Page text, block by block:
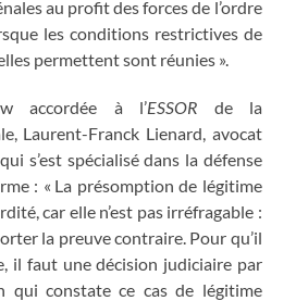
au profit des forces de l’ordre
les conditions restrictives de
permettent sont réunies ».
accordée à l’ESSOR de la
Laurent-Franck Lienard, avocat
s’est spécialisé dans la défense
: « La présomption de légitime
car elle n’est pas irréfragable :
la preuve contraire. Pour qu’il
il faut une décision judiciaire par
qui constate ce cas de légitime